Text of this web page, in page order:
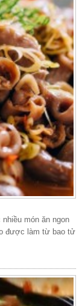
món ăn ngon
được làm từ bao tử